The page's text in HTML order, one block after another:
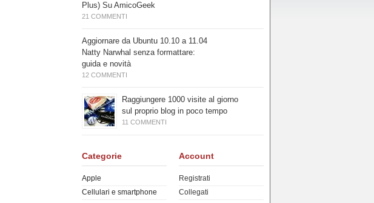
Plus) Su AmicoGeek
21 COMMENTI
Aggiornare da Ubuntu 10.10 a 11.04
Natty Narwhal senza formattare:
guida e novità
12 COMMENTI
Raggiungere 1000 visite al giorno
sul proprio blog in poco tempo
11 COMMENTI
Categorie
Apple
Cellulari e smartphone
Account
Registrati
Collegati